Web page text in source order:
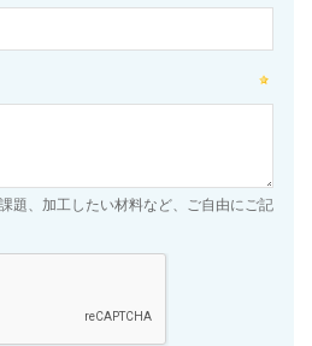
題、加工したい材料など、ご自由にご記